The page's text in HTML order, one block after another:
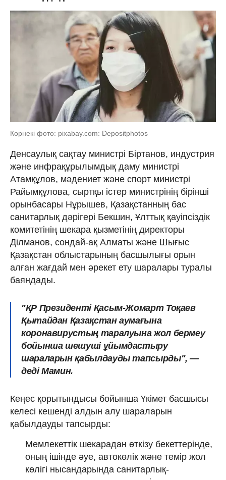
Көрнекі фото: pixabay.com: Depositphotos
Денсаулық сақтау министрі Біртанов, индустрия
және инфрақұрылымдық даму министрі
Атамқұлов, мәдениет және спорт министрі
Райымқұлова, сыртқы істер министрінің бірінші
орынбасары Нұрышев, Қазақстанның бас
санитарлық дәрігері Бекшин, Ұлттық қауіпсіздік
комитетінің шекара қызметінің директоры
Ділманов, сондай-ақ Алматы және Шығыс
Қазақстан облыстарының басшылығы орын
алған жағдай мен әрекет ету шаралары туралы
баяндады.
"ҚР Президенті Қасым-Жомарт Тоқаев
Қытайдан Қазақстан аумағына
коронавирустың таралуына жол бермеу
бойынша шешуші ұйымдастыру
шараларын қабылдауды тапсырды", —
деді Мамин.
Кеңес қорытындысы бойынша Үкімет басшысы
келесі кешенді алдын алу шараларын
қабылдауды тапсырды:
Мемлекеттік шекарадан өткізу бекеттерінде,
оның ішінде әуе, автокөлік және темір жол
көлігі нысандарында санитарлық-